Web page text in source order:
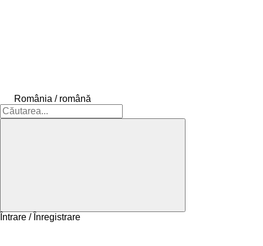
România / română
Întrare / Înregistrare